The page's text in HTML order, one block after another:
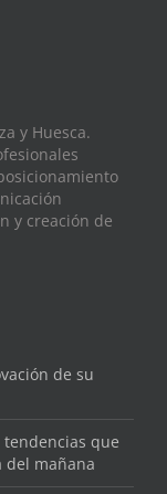
y Huesca.
y creación de
de su
tendencias que
del mañana